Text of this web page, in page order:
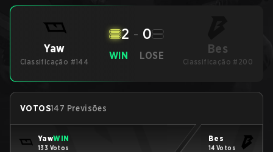
Yaw
Classificação #144
WIN
2 - 0
LOSE Bes
Classificação #200
VOTOS147 Previsões
YawWIN
133 Votos
Bes
14 Votos